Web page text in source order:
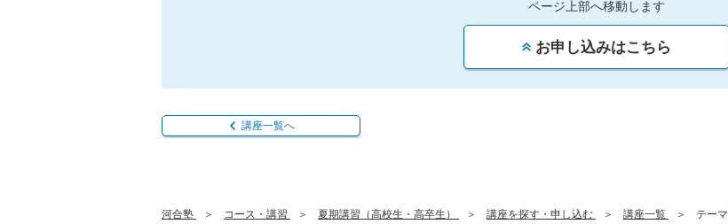
ページ上部へ移動します
お申し込みはこちら
講座一覧へ
河合塾 コース・講習 夏期講習（高校生・高卒生） 講座を探す・申し込む 講座一覧
テー